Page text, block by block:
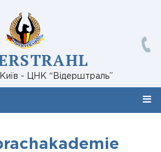
Київ - ЦНК “Відерштраль”